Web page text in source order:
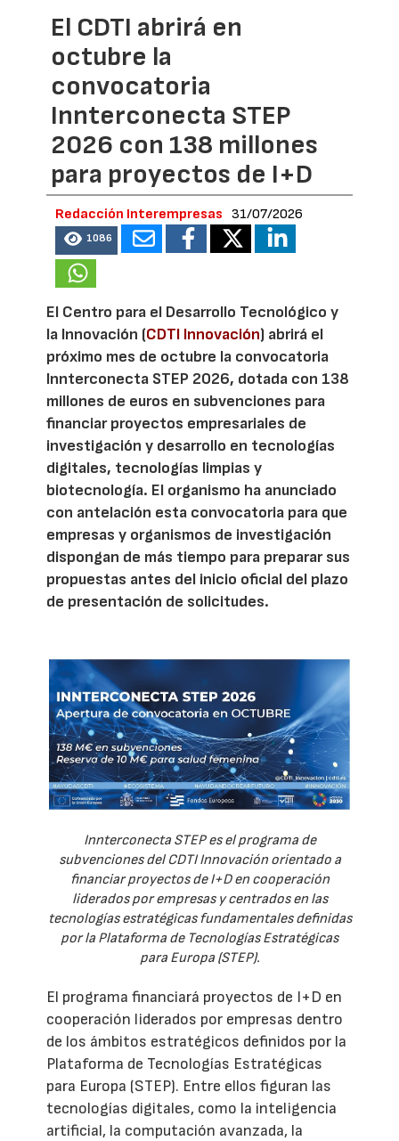
El CDTI abrirá en
octubre la
convocatoria
Innterconecta STEP
2026 con 138 millones
para proyectos de I+D
Redacción Interempresas 31/07/2026
1086
El Centro para el Desarrollo Tecnológico y
la Innovación (CDTI Innovación) abrirá el
próximo mes de octubre la convocatoria
Innterconecta STEP 2026, dotada con 138
millones de euros en subvenciones para
financiar proyectos empresariales de
investigación y desarrollo en tecnologías
digitales, tecnologías limpias y
biotecnología. El organismo ha anunciado
con antelación esta convocatoria para que
empresas y organismos de investigación
dispongan de más tiempo para preparar sus
propuestas antes del inicio oficial del plazo
de presentación de solicitudes.
Innterconecta STEP es el programa de
subvenciones del CDTI Innovación orientado a
financiar proyectos de I+D en cooperación
liderados por empresas y centrados en las
tecnologías estratégicas fundamentales definidas
por la Plataforma de Tecnologías Estratégicas
para Europa (STEP).
El programa financiará proyectos de I+D en
cooperación liderados por empresas dentro
de los ámbitos estratégicos definidos por la
Plataforma de Tecnologías Estratégicas
para Europa (STEP). Entre ellos figuran las
tecnologías digitales, como la inteligencia
artificial, la computación avanzada, la